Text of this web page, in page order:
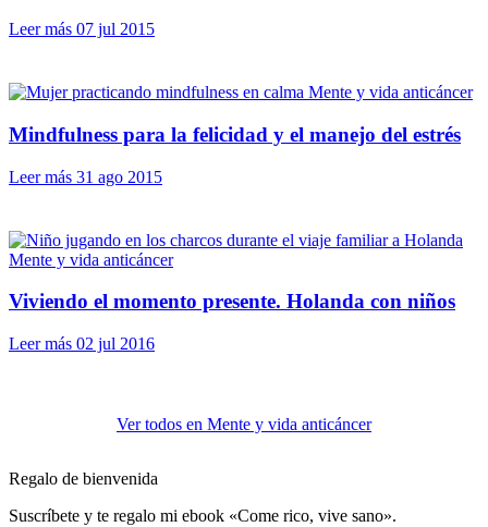
Leer más 07 jul 2015
Mente y vida anticáncer
Mindfulness para la felicidad y el manejo del estrés
Leer más 31 ago 2015
Mente y vida anticáncer
Viviendo el momento presente. Holanda con niños
Leer más 02 jul 2016
Ver todos en Mente y vida anticáncer
Regalo de bienvenida
Suscríbete y te regalo mi ebook «Come rico, vive sano».